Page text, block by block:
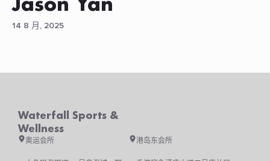
14 8 月, 2025
Waterfall Sports &
Wellness
奥运会所 港岛东会所